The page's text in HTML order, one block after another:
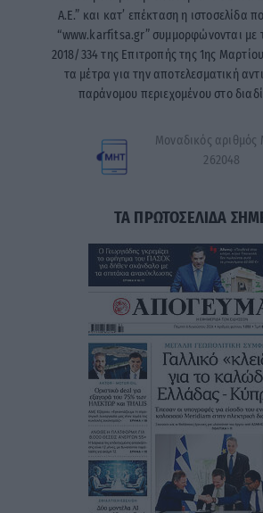
A.E.” και κατ’ επέκταση η ιστοσελίδα
“www.karfitsa.gr” συμμορφώνονται με
2018/334 της Επιτροπής της 1ης
τα μέτρα για την αποτελεσματική
παράνομου περιεχομένου στο
Μοναδικός αριθμός
262048
ΤΑ ΠΡΩΤΟΣΕΛΙΔΑ